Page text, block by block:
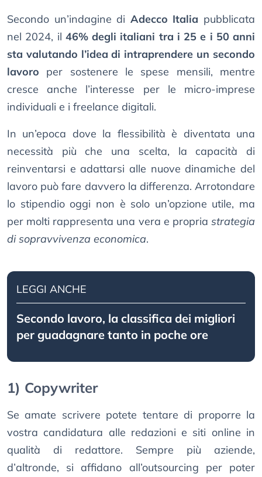
Secondo un’indagine di Adecco Italia pubblicata
nel 2024, il 46% degli italiani tra i 25 e i 50 anni
sta valutando l’idea di intraprendere un secondo
lavoro per sostenere le spese mensili, mentre
cresce anche l’interesse per le micro-imprese
individuali e i freelance digitali.
In un’epoca dove la flessibilità è diventata una
necessità più che una scelta, la capacità di
reinventarsi e adattarsi alle nuove dinamiche del
lavoro può fare davvero la differenza. Arrotondare
lo stipendio oggi non è solo un’opzione utile, ma
per molti rappresenta una vera e propria strategia
di sopravvivenza economica.
LEGGI ANCHE
Secondo lavoro, la classifica dei migliori
per guadagnare tanto in poche ore
1) Copywriter
Se amate scrivere potete tentare di proporre la
vostra candidatura alle redazioni e siti online in
qualità di redattore. Sempre più aziende,
d’altronde, si affidano all’outsourcing per poter